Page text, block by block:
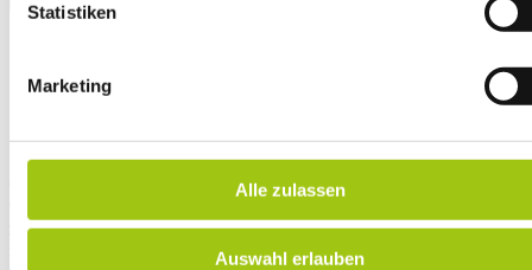
Statistiken
Marketing
Alle zulassen
Auswahl erlauben
Philosophie